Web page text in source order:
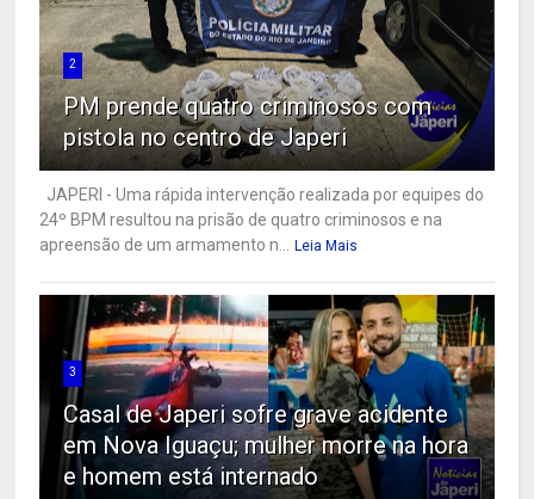
2
PM prende quatro criminosos com
pistola no centro de Japeri
JAPERI - Uma rápida intervenção realizada por equipes do
24º BPM resultou na prisão de quatro criminosos e na
apreensão de um armamento n...
Leia Mais
3
Casal de Japeri sofre grave acidente
em Nova Iguaçu; mulher morre na hora
e homem está internado